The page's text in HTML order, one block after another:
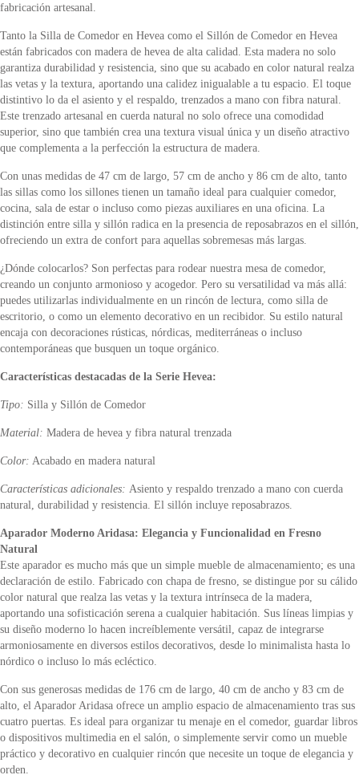
fabricación artesanal.
Tanto la Silla de Comedor en Hevea como el Sillón de Comedor en Hevea
están fabricados con madera de hevea de alta calidad. Esta madera no solo
garantiza durabilidad y resistencia, sino que su acabado en color natural realza
las vetas y la textura, aportando una calidez inigualable a tu espacio. El toque
distintivo lo da el asiento y el respaldo, trenzados a mano con fibra natural.
Este trenzado artesanal en cuerda natural no solo ofrece una comodidad
superior, sino que también crea una textura visual única y un diseño atractivo
que complementa a la perfección la estructura de madera.
Con unas medidas de 47 cm de largo, 57 cm de ancho y 86 cm de alto, tanto
las sillas como los sillones tienen un tamaño ideal para cualquier comedor,
cocina, sala de estar o incluso como piezas auxiliares en una oficina. La
distinción entre silla y sillón radica en la presencia de reposabrazos en el sillón,
ofreciendo un extra de confort para aquellas sobremesas más largas.
¿Dónde colocarlos? Son perfectas para rodear nuestra mesa de comedor,
creando un conjunto armonioso y acogedor. Pero su versatilidad va más allá:
puedes utilizarlas individualmente en un rincón de lectura, como silla de
escritorio, o como un elemento decorativo en un recibidor. Su estilo natural
encaja con decoraciones rústicas, nórdicas, mediterráneas o incluso
contemporáneas que busquen un toque orgánico.
Características destacadas de la Serie Hevea:
Tipo: Silla y Sillón de Comedor
Material: Madera de hevea y fibra natural trenzada
Color: Acabado en madera natural
Características adicionales: Asiento y respaldo trenzado a mano con cuerda
natural, durabilidad y resistencia. El sillón incluye reposabrazos.
Aparador Moderno Aridasa: Elegancia y Funcionalidad en Fresno
Natural
Este aparador es mucho más que un simple mueble de almacenamiento; es una
declaración de estilo. Fabricado con chapa de fresno, se distingue por su cálido
color natural que realza las vetas y la textura intrínseca de la madera,
aportando una sofisticación serena a cualquier habitación. Sus líneas limpias y
su diseño moderno lo hacen increíblemente versátil, capaz de integrarse
armoniosamente en diversos estilos decorativos, desde lo minimalista hasta lo
nórdico o incluso lo más ecléctico.
Con sus generosas medidas de 176 cm de largo, 40 cm de ancho y 83 cm de
alto, el Aparador Aridasa ofrece un amplio espacio de almacenamiento tras sus
cuatro puertas. Es ideal para organizar tu menaje en el comedor, guardar libros
o dispositivos multimedia en el salón, o simplemente servir como un mueble
práctico y decorativo en cualquier rincón que necesite un toque de elegancia y
orden.